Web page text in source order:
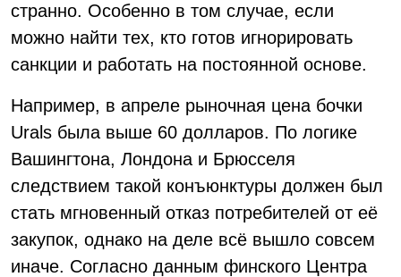
странно. Особенно в том случае, если
можно найти тех, кто готов игнорировать
санкции и работать на постоянной основе.
Например, в апреле рыночная цена бочки
Urals была выше 60 долларов. По логике
Вашингтона, Лондона и Брюсселя
следствием такой конъюнктуры должен был
стать мгновенный отказ потребителей от её
закупок, однако на деле всё вышло совсем
иначе. Согласно данным финского Центра